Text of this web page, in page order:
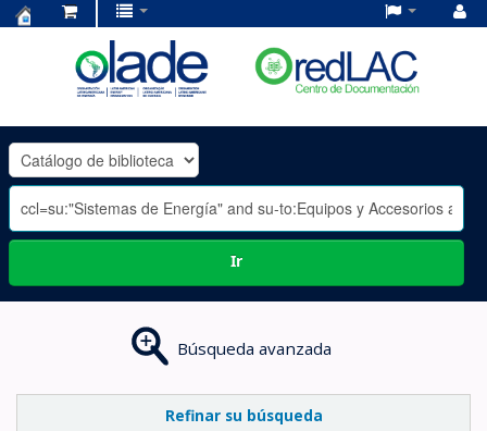
OLADE
-
Ir
Búsqueda avanzada
Refinar su búsqueda